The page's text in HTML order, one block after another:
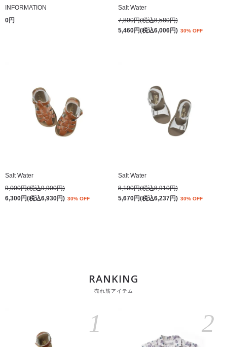
INFORMATION
0円
Salt Water
7,800円(税込8,580円)
5,460円(税込6,006円) 30% OFF
Salt Water
9,000円(税込9,900円)
6,300円(税込6,930円) 30% OFF
Salt Water
8,100円(税込8,910円)
5,670円(税込6,237円) 30% OFF
RANKING
売れ筋アイテム
1 2